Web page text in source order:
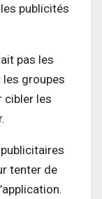
publicités
pas les
les groupes
cibler les
tenter de